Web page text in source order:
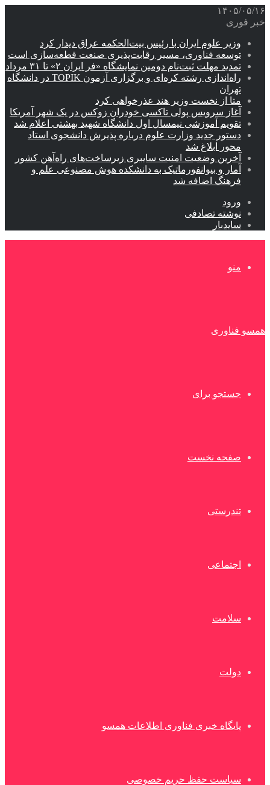
۱۴۰۵/۰۵/۱۶
خبر فوری
وزیر علوم ایران با رئیس بیت‌الحکمه عراق دیدار کرد
توسعه فناوری، مسیر رقابت‌پذیری صنعت قطعه‌سازی است
تمدید مهلت ثبت‌نام دومین نمایشگاه «فر ایران ۲» تا ۳۱ مرداد
راه‌اندازی رشته کره‌ای و برگزاری آزمون TOPIK در دانشگاه
تهران
متا از نخست وزیر هند عذرخواهی کرد
آغاز سرویس پولی تاکسی خودران زوکس در یک شهر آمریکا
تقویم آموزشی نیمسال اول دانشگاه شهید بهشتی اعلام شد
دستور جدید وزارت علوم درباره پذیرش دانشجوی استاد
محور ابلاغ شد
آخرین وضعیت امنیت سایبری زیرساخت‌های راه‌آهن کشور
آمار و بیوانفورماتیک به دانشکده هوش مصنوعی علم و
فرهنگ اضافه شد
ورود
نوشته تصادفی
سایدبار
منو
همسو فناوری
جستجو برای
صفحه نخست
تندرستی
اجتماعی
سلامت
دولت
پایگاه خبری فناوری اطلاعات همسو
سیاست حفظ حریم خصوصی